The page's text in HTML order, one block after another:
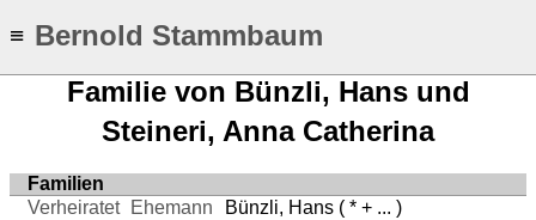
≡ Bernold Stammbaum
Familie von Bünzli, Hans und
Steineri, Anna Catherina
Familien
Verheiratet
Ehemann Bünzli, Hans ( * + ... )